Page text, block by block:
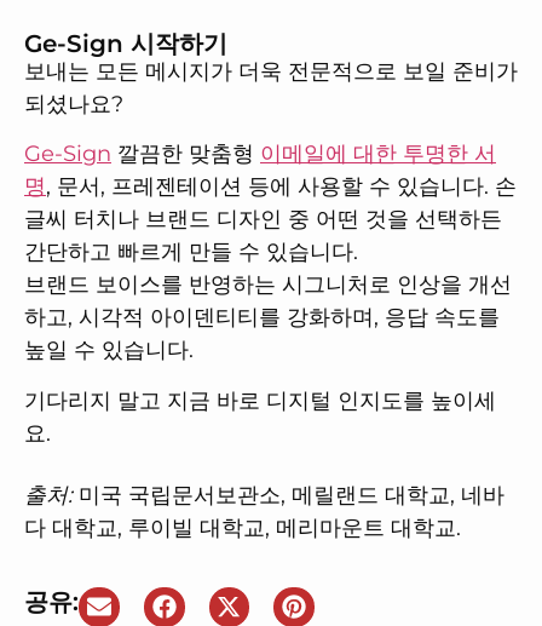
Ge-Sign 시작하기
보내는 모든 메시지가 더욱 전문적으로 보일 준비가
되셨나요?
Ge-Sign 깔끔한 맞춤형 이메일에 대한 투명한 서
명, 문서, 프레젠테이션 등에 사용할 수 있습니다. 손
글씨 터치나 브랜드 디자인 중 어떤 것을 선택하든
간단하고 빠르게 만들 수 있습니다.
브랜드 보이스를 반영하는 시그니처로 인상을 개선
하고, 시각적 아이덴티티를 강화하며, 응답 속도를
높일 수 있습니다.
기다리지 말고 지금 바로 디지털 인지도를 높이세
요.
출처:미국 국립문서보관소, 메릴랜드 대학교, 네바
다 대학교, 루이빌 대학교, 메리마운트 대학교.
공유: